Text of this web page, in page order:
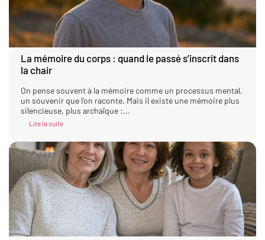
La mémoire du corps : quand le passé s’inscrit dans
la chair
On pense souvent à la mémoire comme un processus mental,
un souvenir que l’on raconte. Mais il existe une mémoire plus
silencieuse, plus archaïque :...
Lire la suite